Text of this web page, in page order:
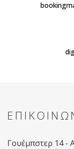
Γουέμπστερ 14 -